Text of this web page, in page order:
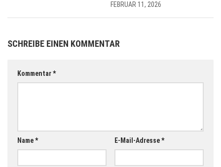
FEBRUAR 11, 2026
SCHREIBE EINEN KOMMENTAR
Kommentar*
Name* E-Mail-Adresse*